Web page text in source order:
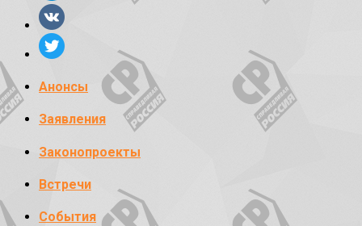
Анонсы
Заявления
Законопроекты
Встречи
События